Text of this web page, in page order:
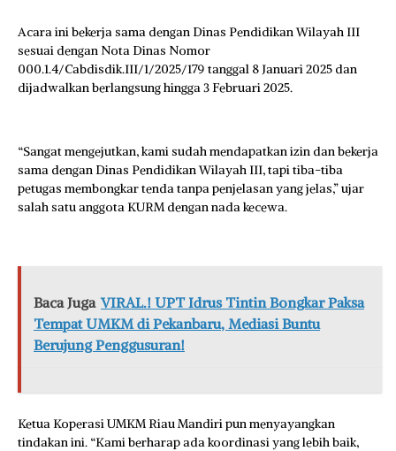
Acara ini bekerja sama dengan Dinas Pendidikan Wilayah III
sesuai dengan Nota Dinas Nomor
000.1.4/Cabdisdik.III/1/2025/179 tanggal 8 Januari 2025 dan
dijadwalkan berlangsung hingga 3 Februari 2025.
“Sangat mengejutkan, kami sudah mendapatkan izin dan bekerja
sama dengan Dinas Pendidikan Wilayah III, tapi tiba-tiba
petugas membongkar tenda tanpa penjelasan yang jelas,” ujar
salah satu anggota KURM dengan nada kecewa.
Baca Juga VIRAL.! UPT Idrus Tintin Bongkar Paksa
Tempat UMKM di Pekanbaru, Mediasi Buntu
Berujung Penggusuran!
Ketua Koperasi UMKM Riau Mandiri pun menyayangkan
tindakan ini. “Kami berharap ada koordinasi yang lebih baik,